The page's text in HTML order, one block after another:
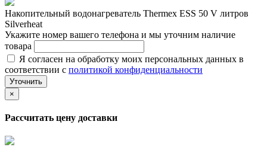
Накопительный водонагреватель Thermex ESS 50 V литров
Silverheat
Укажите номер вашего телефона и мы уточним наличие
товара
Я согласен на обработку моих персональных данных в
соответствии с политикой конфиденциальности
Уточнить
×
Рассчитать цену доставки